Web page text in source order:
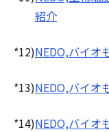
紹介
*12)NEDO,バイオ
*13)NEDO,バイオ
*14)NEDO,バイオ